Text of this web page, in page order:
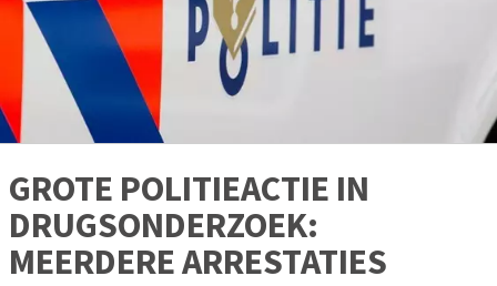
GROTE POLITIEACTIE IN
DRUGSONDERZOEK:
MEERDERE ARRESTATIES